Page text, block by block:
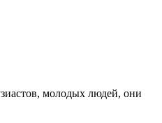
молодых людей, они